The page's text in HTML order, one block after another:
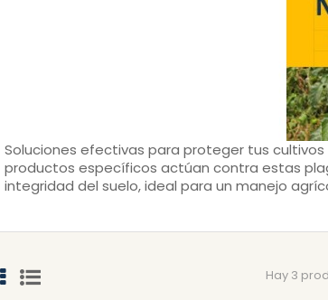
Soluciones efectivas para proteger tus cultivos
productos específicos actúan contra estas
integridad del suelo, ideal para un manejo
Hay 3